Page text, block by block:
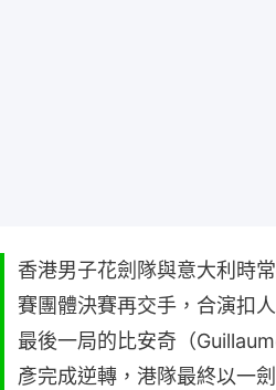
香港男子花劍隊與意大利時
賽團體決賽再交手，合演扣
最後一局的比安奇（
彥完成逆轉，港隊最終以一劍